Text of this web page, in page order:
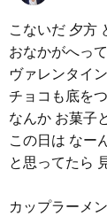
こないだ 夕方
おなかがへっ
ヴァレンタイ
チョコも底を
なんか お菓子
この日は なー
と思ってたら
カップラーメ